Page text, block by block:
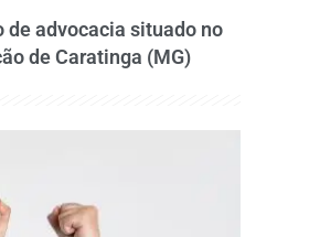
de advocacia situado no
de Caratinga (MG)